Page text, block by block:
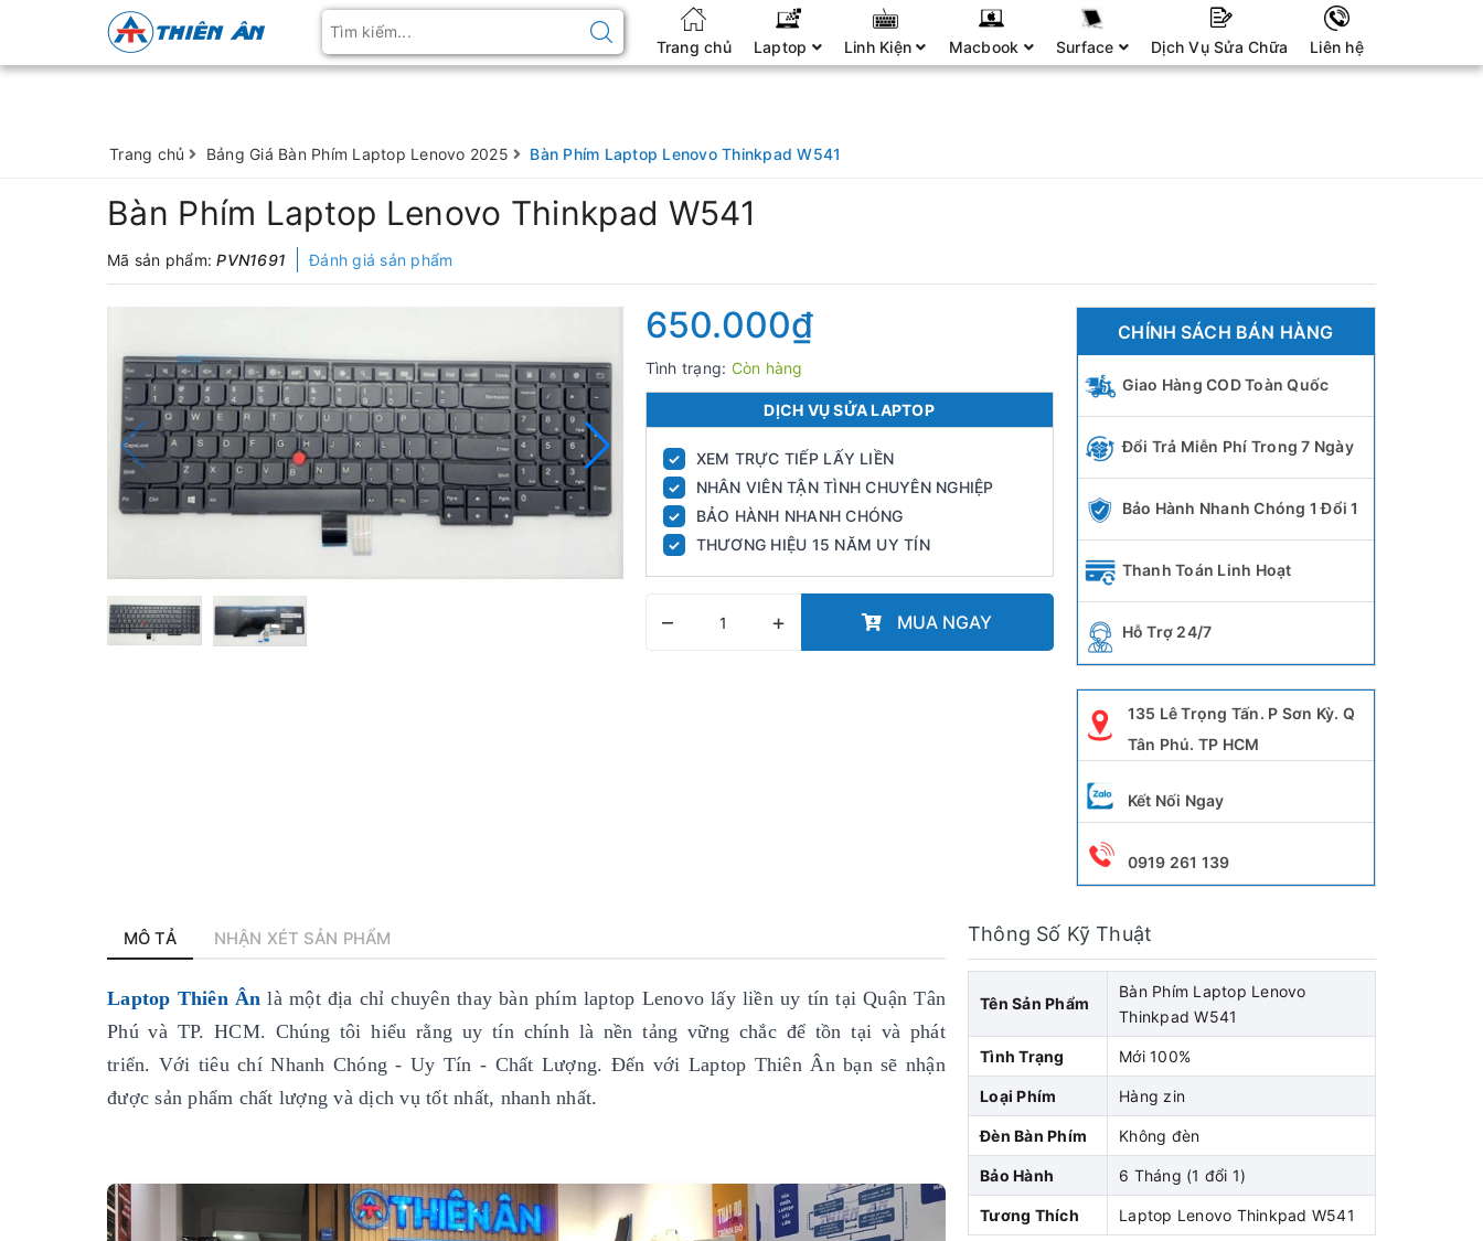
Trang chủ Laptop Linh Kiện Macbook Surface Dịch Vụ Sửa Chữa Liên hệ
Trang chủ Bảng Giá Bàn Phím Laptop Lenovo 2025 Bàn Phím Laptop Lenovo Thinkpad W541
Bàn Phím Laptop Lenovo Thinkpad W541
Mã sản phẩm:PVN1691 Đánh giá sản phẩm
650.000₫
Tình trạng: Còn hàng
DỊCH VỤ SỬA LAPTOP
✓ XEM TRỰC TIẾP LẤY LIỀN
✓ NHÂN VIÊN TẬN TÌNH CHUYÊN NGHIỆP
✓ BẢO HÀNH NHANH CHÓNG
✓ THƯƠNG HIỆU 15 NĂM UY TÍN
– + MUA NGAY
CHÍNH SÁCH BÁN HÀNG
Giao Hàng COD Toàn Quốc
Đổi Trả Miễn Phí Trong 7 Ngày
Bảo Hành Nhanh Chóng 1 Đổi 1
Thanh Toán Linh Hoạt
Hỗ Trợ 24/7
135 Lê Trọng Tấn. P Sơn Kỳ. Q
Tân Phú. TP HCM
Kết Nối Ngay
0919 261 139
MÔ TẢ NHẬN XÉT SẢN PHẨM
Laptop Thiên Ân là một địa chỉ chuyên thay bàn phím laptop Lenovo lấy liền uy tín tại Quận Tân
Phú và TP. HCM. Chúng tôi hiểu rằng uy tín chính là nền tảng vững chắc để tồn tại và phát
triển. Với tiêu chí Nhanh Chóng - Uy Tín - Chất Lượng. Đến với Laptop Thiên Ân bạn sẽ nhận
được sản phẩm chất lượng và dịch vụ tốt nhất, nhanh nhất.
Thông Số Kỹ Thuật
Tên Sản Phẩm
Bàn Phím Laptop Lenovo
Thinkpad W541
Tình Trạng Mới 100%
Loại Phím Hàng zin
Đèn Bàn Phím Không đèn
Bảo Hành 6 Tháng (1 đổi 1)
Tương Thích Laptop Lenovo Thinkpad W541